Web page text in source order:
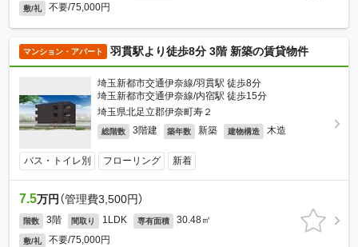
敷/礼 不要/75,000円
マンション・アパート 羽貫駅より徒歩8分 3階 新築の賃貸物件
埼玉新都市交通伊奈線/羽貫駅 徒歩8分
埼玉新都市交通伊奈線/内宿駅 徒歩15分
埼玉県北足立郡伊奈町寿２
総階数 3階建 築年数 新築 建物構造 木造
バス・トイレ別 フローリング 新着
7.5万円 （管理費3,500円）
階数 3階 間取り 1LDK 専有面積 30.48㎡
敷/礼 不要/75,000円